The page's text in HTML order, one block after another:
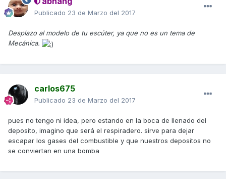
Publicado 23 de Marzo del 2017
Desplazo al modelo de tu escúter, ya que no es un tema de
Mecánica.
carlos675
Publicado 23 de Marzo del 2017
pues no tengo ni idea, pero estando en la boca de llenado del
deposito, imagino que será el respiradero. sirve para dejar
escapar los gases del combustible y que nuestros depositos no
se conviertan en una bomba